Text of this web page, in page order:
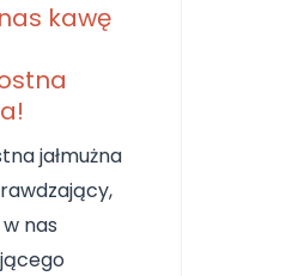
kawę
jałmużna
nas